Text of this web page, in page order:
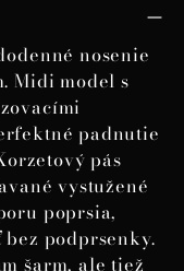
nosenie
Midi model s
padnutie
pás
vystužené
poprsia,
podprsenky.
šarm, ale tiež